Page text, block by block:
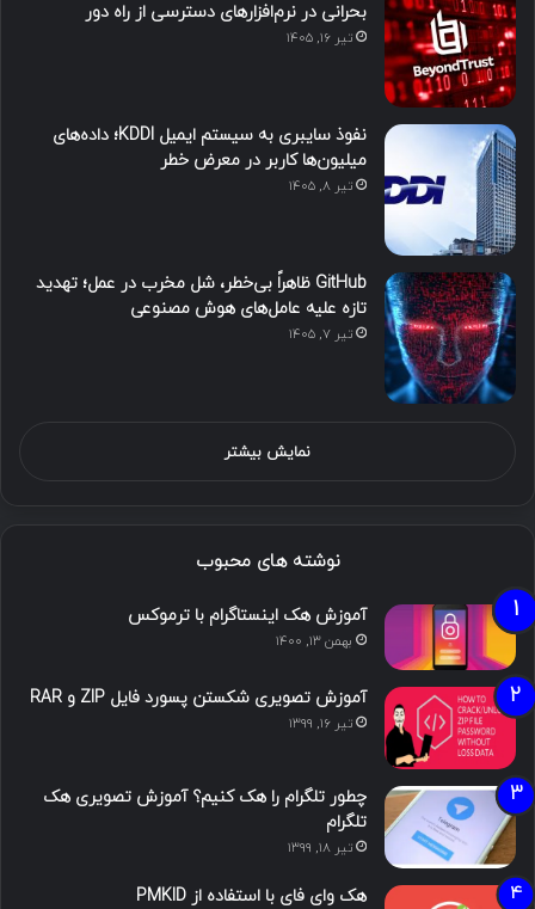
بحرانی در نرم‌افزارهای دسترسی از راه دور
تیر ۱۶, ۱۴۰۵
نفوذ سایبری به سیستم ایمیل KDDI؛ داده‌های
میلیون‌ها کاربر در معرض خطر
تیر ۸, ۱۴۰۵
GitHub ظاهراً بی‌خطر، شل مخرب در عمل؛ تهدید
تازه علیه عامل‌های هوش مصنوعی
تیر ۷, ۱۴۰۵
نمایش بیشتر
نوشته های محبوب
آموزش هک اینستاگرام با ترموکس
بهمن ۱۳, ۱۴۰۰
آموزش تصویری شکستن پسورد فایل ZIP و RAR
تیر ۱۶, ۱۳۹۹
چطور تلگرام را هک کنیم؟ آموزش تصویری هک
تلگرام
تیر ۱۸, ۱۳۹۹
هک وای فای با استفاده از PMKID